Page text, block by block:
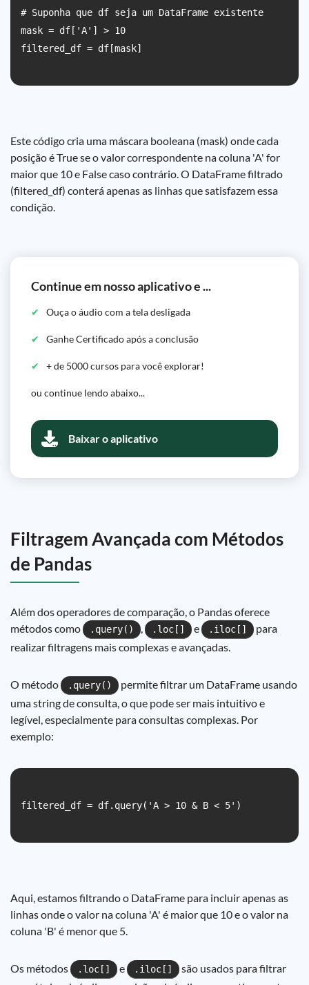
# Suponha que df seja um DataFrame existente
mask = df['A'] > 10
filtered_df = df[mask]
Este código cria uma máscara booleana (mask) onde cada
posição é True se o valor correspondente na coluna 'A' for
maior que 10 e False caso contrário. O DataFrame filtrado
(filtered_df) conterá apenas as linhas que satisfazem essa
condição.
Continue em nosso aplicativo e ...
Ouça o áudio com a tela desligada
Ganhe Certificado após a conclusão
+ de 5000 cursos para você explorar!
ou continue lendo abaixo...
Baixar o aplicativo
Filtragem Avançada com Métodos
de Pandas
Além dos operadores de comparação, o Pandas oferece
métodos como
.query() , .loc[] e .iloc[]
para
realizar filtragens mais complexas e avançadas.
O método .query()
permite filtrar um DataFrame usando
uma string de consulta, o que pode ser mais intuitivo e
legível, especialmente para consultas complexas. Por
exemplo:
filtered_df = df.query('A > 10 & B < 5')
Aqui, estamos filtrando o DataFrame para incluir apenas as
linhas onde o valor na coluna 'A' é maior que 10 e o valor na
coluna 'B' é menor que 5.
Os métodos .loc[] e .iloc[]
são usados para filtrar